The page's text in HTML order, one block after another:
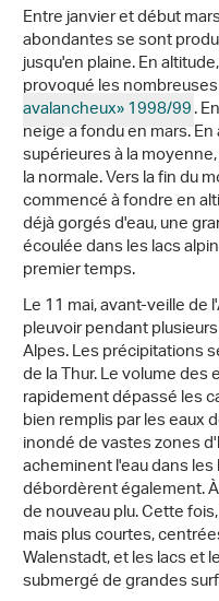
Entre janvier et début
abondantes se sont
jusqu'en plaine. En
provoqué les
avalancheux» 1998/99.
neige a fondu en mars.
supérieures à la
la normale. Vers la fin du
commencé à fondre en
déjà gorgés d'eau, une
écoulée dans les lacs
premier temps.
Le 11 mai, avant-veille de
pleuvoir pendant
Alpes. Les précipitations
de la Thur. Le volume
rapidement dépassé les
bien remplis par les eaux
inondé de vastes zones
acheminent l'eau dans
débordèrent également.
de nouveau plu. Cette
mais plus courtes,
Walenstadt, et les lacs et
submergé de grandes